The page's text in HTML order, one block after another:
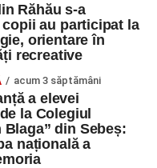
Răhău s-a
au participat la
orientare în
recreative
acum 3 săptămâni
a elevei
la Colegiul
din Sebeș:
națională a